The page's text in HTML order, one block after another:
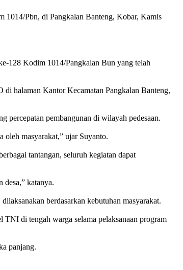
1014/Pbn, di Pangkalan Banteng, Kobar, Kamis
128 Kodim 1014/Pangkalan Bun yang telah
halaman Kantor Kecamatan Pangkalan Banteng,
percepatan pembangunan di wilayah pedesaan.
oleh masyarakat,” ujar Suyanto.
tantangan, seluruh kegiatan dapat
desa,” katanya.
berdasarkan kebutuhan masyarakat.
di tengah warga selama pelaksanaan program
panjang.